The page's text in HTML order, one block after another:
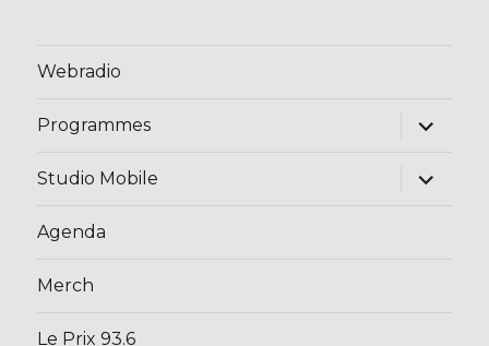
Webradio
Programmes
ouvrir
menu
Studio Mobile
ouvrir
Agenda
Merch
Le Prix 93.6